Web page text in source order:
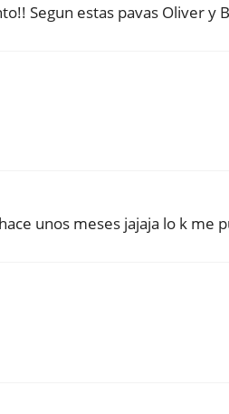
Segun estas pavas Oliver y
unos meses jajaja lo k me